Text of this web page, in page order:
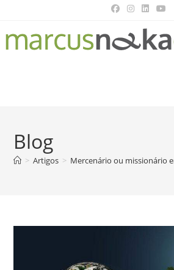
Blog
> Artigos > Mercenário ou missionário